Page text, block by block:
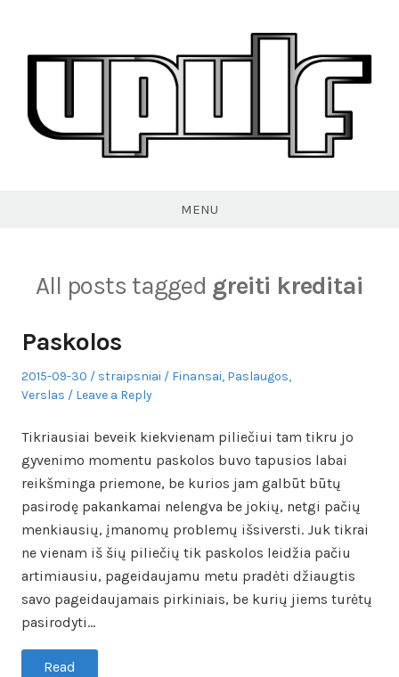
content
MENU
All posts tagged greiti kreditai
Paskolos
Posted
on
2015-09-30 Author
straipsniai
Posted
Finansai, Paslaugos,
Verslas
Leave a Reply
Tikriausiai beveik kiekvienam piliečiui tam tikru jo
gyvenimo momentu paskolos buvo tapusios labai
reikšminga priemone, be kurios jam galbūt būtų
pasirodę pakankamai nelengva be jokių, netgi pačių
menkiausių, įmanomų problemų išsiversti. Juk tikrai
ne vienam iš šių piliečių tik paskolos leidžia pačiu
artimiausiu, pageidaujamu metu pradėti džiaugtis
savo pageidaujamais pirkiniais, be kurių jiems turėtų
pasirodyti…
Read